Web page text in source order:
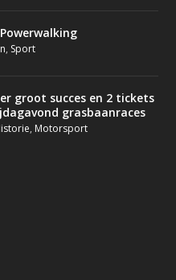
, Sport
groot succes en 2 tickets
grasbaanraces
, Motorsport